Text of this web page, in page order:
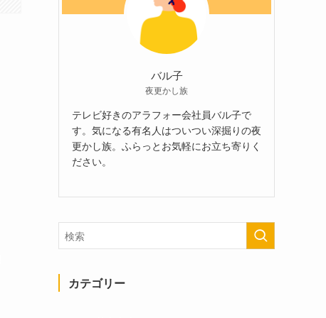
バル子
夜更かし族
テレビ好きのアラフォー会社員バル子で
す。気になる有名人はついつい深掘りの夜
更かし族。ふらっとお気軽にお立ち寄りく
ださい。
カテゴリー